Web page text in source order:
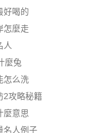
好喝的
怎麼走
人
麼兔
怎么洗
2攻略秘籍
麼意思
名人例子